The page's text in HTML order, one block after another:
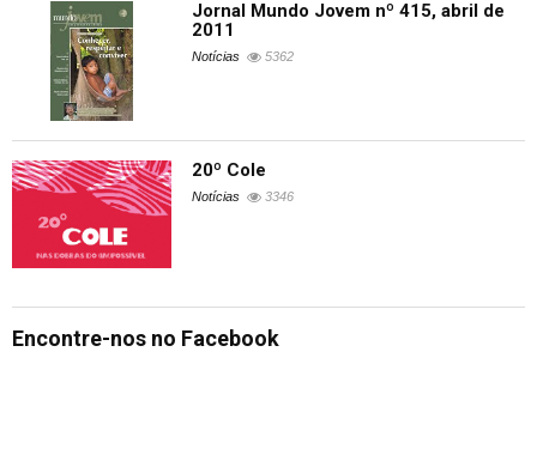
Jornal Mundo Jovem nº 415, abril de
2011
Notícias 5362
20º Cole
Notícias 3346
Encontre-nos no Facebook